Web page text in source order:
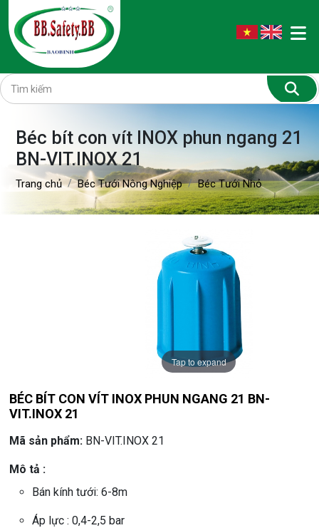
Béc bít con vít INOX phun ngang 21
BN-VIT.INOX 21
Trang chủ Béc Tưới Nông Nghiệp Béc Tưới Nhỏ
Tap to expand
BÉC BÍT CON VÍT INOX PHUN NGANG 21 BN-
VIT.INOX 21
Mã sản phẩm: BN-VIT.INOX 21
Mô tả :
Bán kính tưới: 6-8m
Áp lực : 0,4-2,5 bar